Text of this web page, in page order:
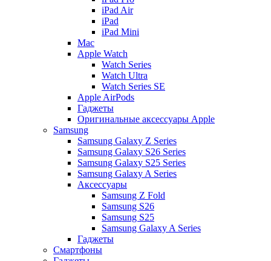
iPad Air
iPad
iPad Mini
Mac
Apple Watch
Watch Series
Watch Ultra
Watch Series SE
Apple AirPods
Гаджеты
Оригинальные аксессуары Apple
Samsung
Samsung Galaxy Z Series
Samsung Galaxy S26 Series
Samsung Galaxy S25 Series
Samsung Galaxy A Series
Аксессуары
Samsung Z Fold
Samsung S26
Samsung S25
Samsung Galaxy A Series
Гаджеты
Смартфоны